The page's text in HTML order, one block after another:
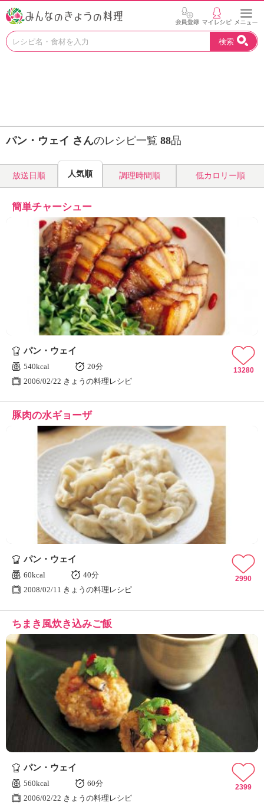
お
見
つ
よ
う
H
K
エ
デ
ュ
ケ
ー
シ
ョ
ナ
ん
の
ょ
の
料
理
」
検索
パン・ウェイ さんのレシピ一覧 88品
放送日順 人気順 調理時間順 低カロリー順
簡単チャーシュー
パン・ウェイ
540kcal
20分
2006/02/22 きょうの料理レシピ
13280
豚肉の水ギョーザ
パン・ウェイ
60kcal
40分
2008/02/11 きょうの料理レシピ
2990
ちまき風炊き込みご飯
パン・ウェイ
560kcal
60分
2006/02/22 きょうの料理レシピ
2399